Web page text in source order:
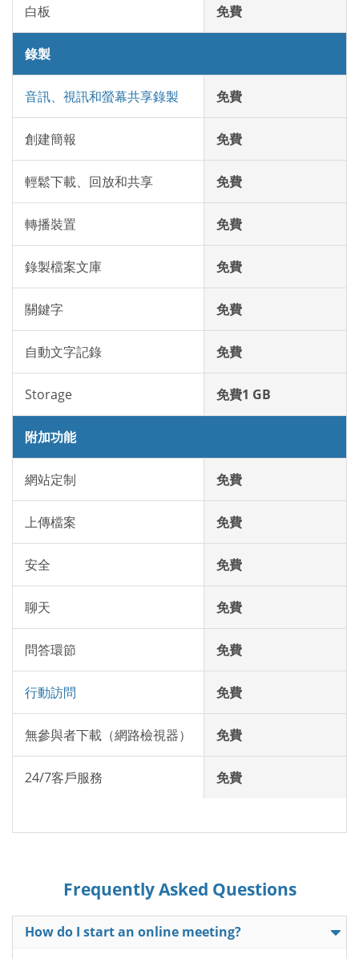
白板 免費
錄製
音訊、視訊和螢幕共享錄製 免費
創建簡報 免費
輕鬆下載、回放和共享 免費
轉播裝置 免費
錄製檔案文庫 免費
關鍵字 免費
自動文字記錄 免費
Storage 免費1 GB
附加功能
網站定制 免費
上傳檔案 免費
安全 免費
聊天 免費
問答環節 免費
行動訪問 免費
無參與者下載（網路檢視器） 免費
24/7客戶服務 免費
Frequently Asked Questions
How do I start an online meeting?